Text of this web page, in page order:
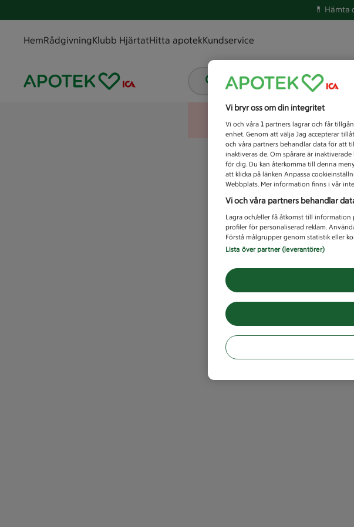
💊 Hämta
HemRådgivningKlubb HjärtatHitta apotekKundservice
Vad letar du efter idag?
Vi bryr oss om din integritet
Vi och våra 1 partners lagrar och får
enhet. Genom att välja Jag accepterar
och våra partners behandlar data för att
inaktiveras de. Om spårare är
för dig. Du kan återkomma till denna
att klicka på länken Anpassa
Webbplats. Mer information finns i vår
Vi och våra partners behandlar
Lagra och/eller få åtkomst till information
profiler för personaliserad reklam.
Förstå målgrupper genom statistik eller
Lista över partner (leverantörer)